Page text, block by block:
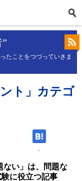
たことをつづっていきま
ト」カテゴ
-
ない」は、問題な
に役立つ記事